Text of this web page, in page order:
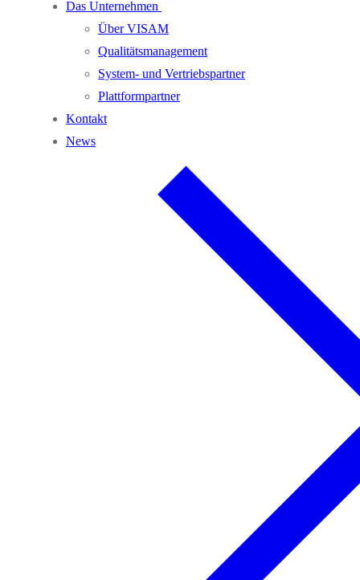
Das Unternehmen
Über VISAM
Qualitätsmanagement
System- und Vertriebspartner
Plattformpartner
Kontakt
News